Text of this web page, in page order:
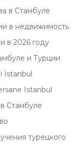
в Стамбуле
в недвижимость
в 2026 году
и Турции
Istanbul
Istanbul
Стамбуле
турецкого